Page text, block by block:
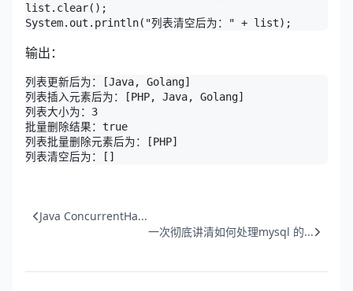
list.clear();
System.out.println("列表清空后为：" + list);
输出：
列表更新后为：[Java, Golang]
列表插入元素后为：[PHP, Java, Golang]
列表大小为：3
批量删除结果：true
列表批量删除元素后为：[PHP]
列表清空后为：[]
Java ConcurrentHa...
一次彻底讲清如何处理mysql 的...